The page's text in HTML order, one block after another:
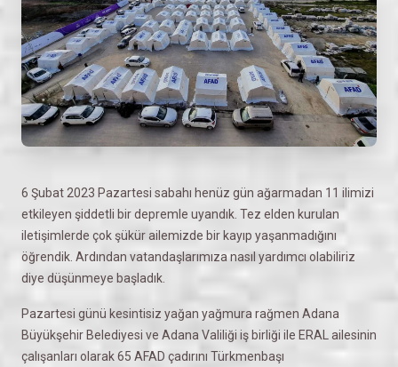
6 Şubat 2023 Pazartesi sabahı henüz gün ağarmadan 11 ilimizi
etkileyen şiddetli bir depremle uyandık. Tez elden kurulan
iletişimlerde çok şükür ailemizde bir kayıp yaşanmadığını
öğrendik. Ardından vatandaşlarımıza nasıl yardımcı olabiliriz
diye düşünmeye başladık.
Pazartesi günü kesintisiz yağan yağmura rağmen Adana
Büyükşehir Belediyesi ve Adana Valiliği iş birliği ile ERAL ailesinin
çalışanları olarak 65 AFAD çadırını Türkmenbaşı